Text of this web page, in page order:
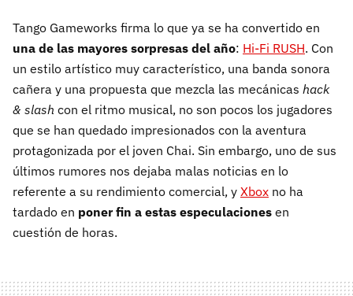
Tango Gameworks firma lo que ya se ha convertido en
una de las mayores sorpresas del año: Hi-Fi RUSH. Con
un estilo artístico muy característico, una banda sonora
cañera y una propuesta que mezcla las mecánicas hack
& slash con el ritmo musical, no son pocos los jugadores
que se han quedado impresionados con la aventura
protagonizada por el joven Chai. Sin embargo, uno de sus
últimos rumores nos dejaba malas noticias en lo
referente a su rendimiento comercial, y Xbox no ha
tardado en poner fin a estas especulaciones en
cuestión de horas.